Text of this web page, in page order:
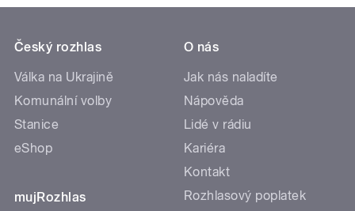
Český rozhlas
Válka na Ukrajině
Komunální volby
Stanice
eShop
mujRozhlas
O nás
Jak nás naladíte
Nápověda
Lidé v rádiu
Kariéra
Kontakt
Rozhlasový poplatek